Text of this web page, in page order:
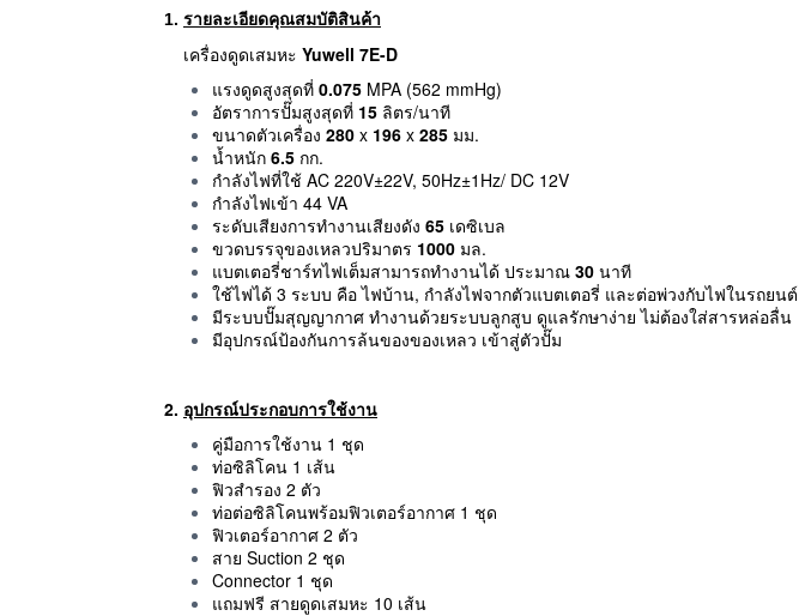
1. รายละเอียดคุณสมบัติสินค้า
เครื่องดูดเสมหะ Yuwell 7E-D
แรงดูดสูงสุดที่ 0.075 MPA (562 mmHg)
อัตราการปั๊มสูงสุดที่ 15 ลิตร/นาที
ขนาดตัวเครื่อง 280 x 196 x 285 มม.
น้ำหนัก 6.5 กก.
กำลังไฟที่ใช้ AC 220V±22V, 50Hz±1Hz/ DC 12V
กำลังไฟเข้า 44 VA
ระดับเสียงการทำงานเสียงดัง 65 เดซิเบล
ขวดบรรจุของเหลวปริมาตร 1000 มล.
แบตเตอรี่ชาร์ทไฟเต็มสามารถทำงานได้ ประมาณ 30 นาที
ใช้ไฟได้ 3 ระบบ คือ ไฟบ้าน, กำลังไฟจากตัวแบตเตอรี่ และต่อพ่วงกับไฟในรถยนต์
มีระบบปั๊มสุญญากาศ ทำงานด้วยระบบลูกสูบ ดูแลรักษาง่าย ไม่ต้องใส่สารหล่อลื่น
มีอุปกรณ์ป้องกันการล้นของของเหลว เข้าสู่ตัวปั๊ม
2. อุปกรณ์ประกอบการใช้งาน
คู่มือการใช้งาน 1 ชุด
ท่อซิลิโคน 1 เส้น
ฟิวสำรอง 2 ตัว
ท่อต่อซิลิโคนพร้อมฟิวเตอร์อากาศ 1 ชุด
ฟิวเตอร์อากาศ 2 ตัว
สาย Suction 2 ชุด
Connector 1 ชุด
แถมฟรี สายดูดเสมหะ 10 เส้น